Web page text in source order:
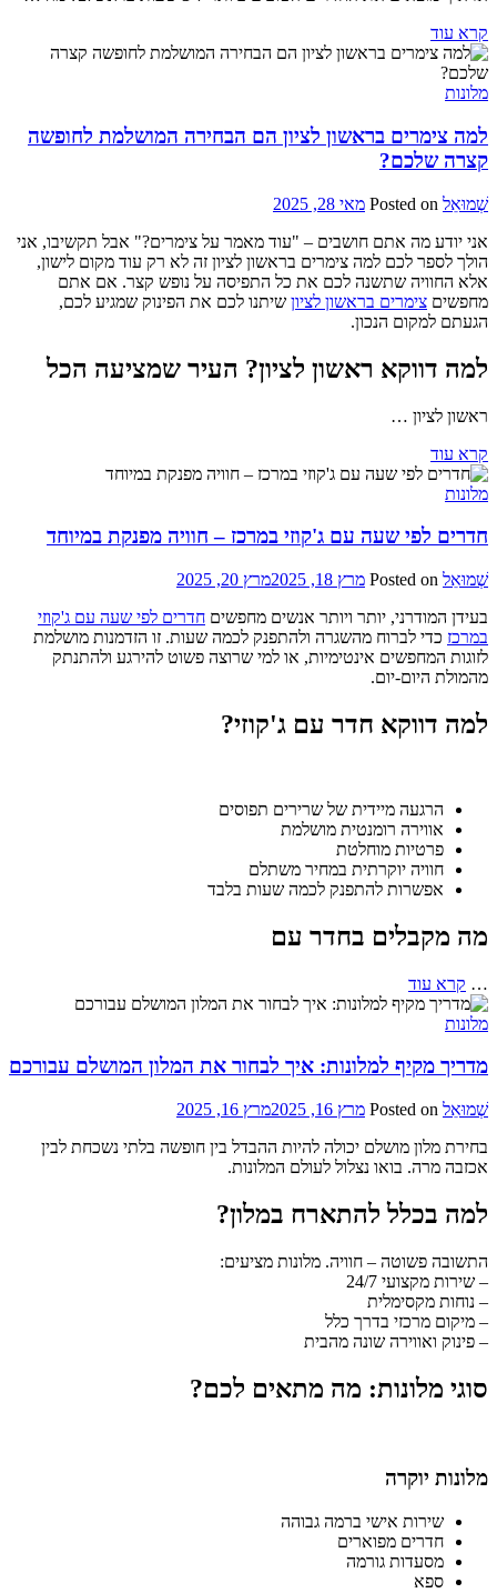
קרא עוד
מלונות
למה צימרים בראשון לציון הם הבחירה המושלמת לחופשה
קצרה שלכם?
שְׁמוּאֵל Posted on מאי 28, 2025
אני יודע מה אתם חושבים – "עוד מאמר על צימרים?" אבל תקשיבו, אני
הולך לספר לכם למה צימרים בראשון לציון זה לא רק עוד מקום לישון,
אלא החוויה שתשנה לכם את כל התפיסה על נופש קצר. אם אתם
מחפשים צימרים בראשון לציון שיתנו לכם את הפינוק שמגיע לכם,
הגעתם למקום הנכון.
למה דווקא ראשון לציון? העיר שמציעה הכל
ראשון לציון …
קרא עוד
מלונות
חדרים לפי שעה עם ג'קוזי במרכז – חוויה מפנקת במיוחד
שְׁמוּאֵל Posted on מרץ 18, 2025
מרץ 20, 2025
בעידן המודרני, יותר ויותר אנשים מחפשים חדרים לפי שעה עם ג'קוזי
במרכז כדי לברוח מהשגרה ולהתפנק לכמה שעות. זו הזדמנות מושלמת
לזוגות המחפשים אינטימיות, או למי שרוצה פשוט להירגע ולהתנתק
מהמולת היום-יום.
למה דווקא חדר עם ג'קוזי?
הרגעה מיידית של שרירים תפוסים
אווירה רומנטית מושלמת
פרטיות מוחלטת
חוויה יוקרתית במחיר משתלם
אפשרות להתפנק לכמה שעות בלבד
מה מקבלים בחדר עם
… קרא עוד
מלונות
מדריך מקיף למלונות: איך לבחור את המלון המושלם עבורכם
שְׁמוּאֵל Posted on מרץ 16, 2025
מרץ 16, 2025
בחירת מלון מושלם יכולה להיות ההבדל בין חופשה בלתי נשכחת לבין
אכזבה מרה. בואו נצלול לעולם המלונות.
למה בכלל להתארח במלון?
התשובה פשוטה – חוויה. מלונות מציעים:
– שירות מקצועי 24/7
– נוחות מקסימלית
– מיקום מרכזי בדרך כלל
– פינוק ואווירה שונה מהבית
סוגי מלונות: מה מתאים לכם?
מלונות יוקרה
שירות אישי ברמה גבוהה
חדרים מפוארים
מסעדות גורמה
ספא